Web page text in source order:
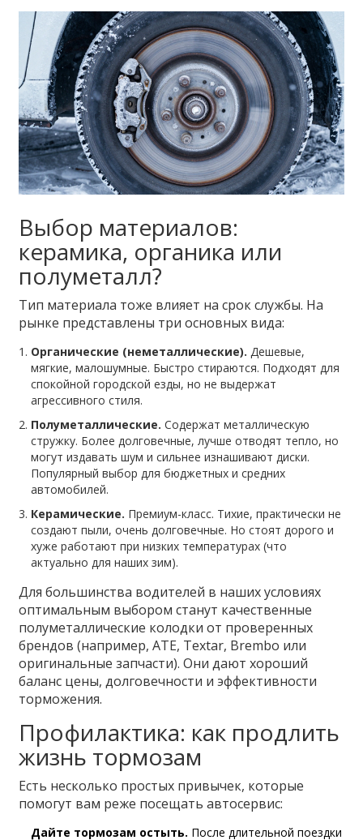
Выбор материалов:
керамика, органика или
полуметалл?
Тип материала тоже влияет на срок службы. На
рынке представлены три основных вида:
Органические (неметаллические). Дешевые,
мягкие, малошумные. Быстро стираются. Подходят для
спокойной городской езды, но не выдержат
агрессивного стиля.
Полуметаллические. Содержат металлическую
стружку. Более долговечные, лучше отводят тепло, но
могут издавать шум и сильнее изнашивают диски.
Популярный выбор для бюджетных и средних
автомобилей.
Керамические. Премиум-класс. Тихие, практически не
создают пыли, очень долговечные. Но стоят дорого и
хуже работают при низких температурах (что
актуально для наших зим).
Для большинства водителей в наших условиях
оптимальным выбором станут качественные
полуметаллические колодки от проверенных
брендов (например, ATE, Textar, Brembo или
оригинальные запчасти). Они дают хороший
баланс цены, долговечности и эффективности
торможения.
Профилактика: как продлить
жизнь тормозам
Есть несколько простых привычек, которые
помогут вам реже посещать автосервис:
Дайте тормозам остыть. После длительной поездки